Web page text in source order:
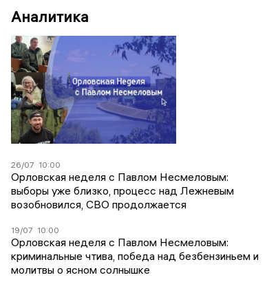
Аналитика
26/07 10:00
Орловская неделя с Павлом Несмеловым:
выборы уже близко, процесс над Лежневым
возобновился, СВО продолжается
19/07 10:00
Орловская неделя с Павлом Несмеловым:
криминальные чтива, победа над безбензиньем и
молитвы о ясном солнышке